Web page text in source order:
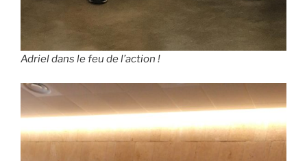
Adriel dans le feu de l’action !